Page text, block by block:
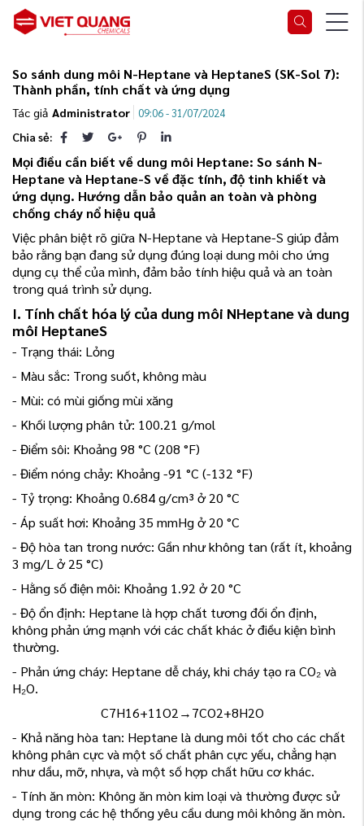
So sánh dung môi N-Heptane và HeptaneS (SK-Sol 7):
Thành phần, tính chất và ứng dụng
Tác giả Administrator 09:06 - 31/07/2024
Chia sẻ:
Mọi điều cần biết về dung môi Heptane: So sánh N-
Heptane và Heptane-S về đặc tính, độ tinh khiết và
ứng dụng. Hướng dẫn bảo quản an toàn và phòng
chống cháy nổ hiệu quả
Việc phân biệt rõ giữa N-Heptane và Heptane-S giúp đảm
bảo rằng bạn đang sử dụng đúng loại dung môi cho ứng
dụng cụ thể của mình, đảm bảo tính hiệu quả và an toàn
trong quá trình sử dụng.
I. Tính chất hóa lý của dung môi NHeptane và dung
môi HeptaneS
- Trạng thái: Lỏng
- Màu sắc: Trong suốt, không màu
- Mùi: có mùi giống mùi xăng
- Khối lượng phân tử: 100.21 g/mol
- Điểm sôi: Khoảng 98 °C (208 °F)
- Điểm nóng chảy: Khoảng -91 °C (-132 °F)
- Tỷ trọng: Khoảng 0.684 g/cm³ ở 20 °C
- Áp suất hơi: Khoảng 35 mmHg ở 20 °C
- Độ hòa tan trong nước: Gần như không tan (rất ít, khoảng
3 mg/L ở 25 °C)
- Hằng số điện môi: Khoảng 1.92 ở 20 °C
- Độ ổn định: Heptane là hợp chất tương đối ổn định,
không phản ứng mạnh với các chất khác ở điều kiện bình
thường.
- Phản ứng cháy: Heptane dễ cháy, khi cháy tạo ra CO₂ và
H₂O.
C7H16+11O2→7CO2+8H2O
- Khả năng hòa tan: Heptane là dung môi tốt cho các chất
không phân cực và một số chất phân cực yếu, chẳng hạn
như dầu, mỡ, nhựa, và một số hợp chất hữu cơ khác.
- Tính ăn mòn: Không ăn mòn kim loại và thường được sử
dụng trong các hệ thống yêu cầu dung môi không ăn mòn.